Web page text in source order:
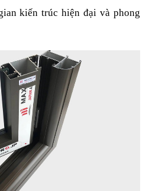
kiến trúc hiện đại và phong